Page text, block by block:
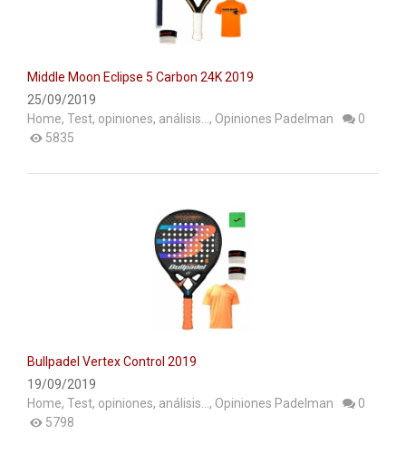
ROPA
OUTLET PADEL
Middle Moon Eclipse 5 Carbon 24K 2019
25/09/2019
Home, Test, opiniones, análisis... , Opiniones Padelman
0
5835
Bullpadel Vertex Control 2019
19/09/2019
Home, Test, opiniones, análisis... , Opiniones Padelman
0
5798